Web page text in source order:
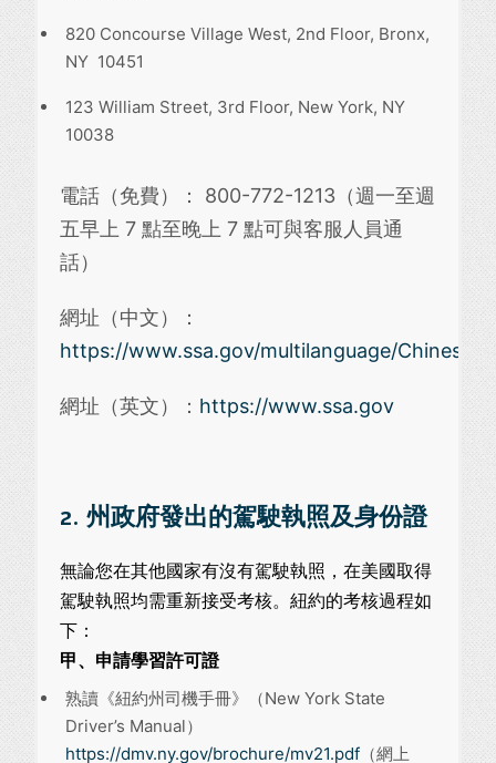
820 Concourse Village West, 2nd Floor, Bronx,
NY 10451
123 William Street, 3rd Floor, New York, NY
10038
電話（免費）： 800-772-1213（週一至週
五早上 7 點至晚上 7 點可與客服人員通
話）
網址（中文）：
https://www.ssa.gov/multilanguage/Chinese/
網址（英文）： https://www.ssa.gov
2. 州政府發出的駕駛執照及身份證
無論您在其他國家有沒有駕駛執照，在美國取得
駕駛執照均需重新接受考核。紐約的考核過程如
下：
甲、申請學習許可證
熟讀《紐約州司機手冊》（New York State
Driver’s Manual）
https://dmv.ny.gov/brochure/mv21.pdf （網上